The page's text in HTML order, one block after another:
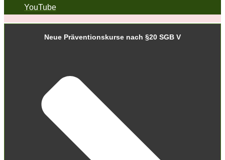
YouTube
Neue Präventionskurse nach §20 SGB V